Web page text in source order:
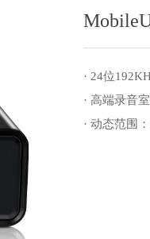
· 24位
· 高端录音
· 动态范围